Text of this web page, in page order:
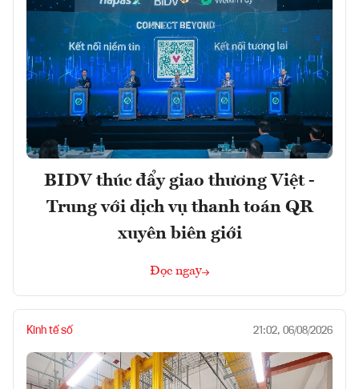
BIDV thúc đẩy giao thương Việt -
Trung với dịch vụ thanh toán QR
xuyên biên giới
Đọc ngay
Kinh tế số 21:02, 06/08/2026